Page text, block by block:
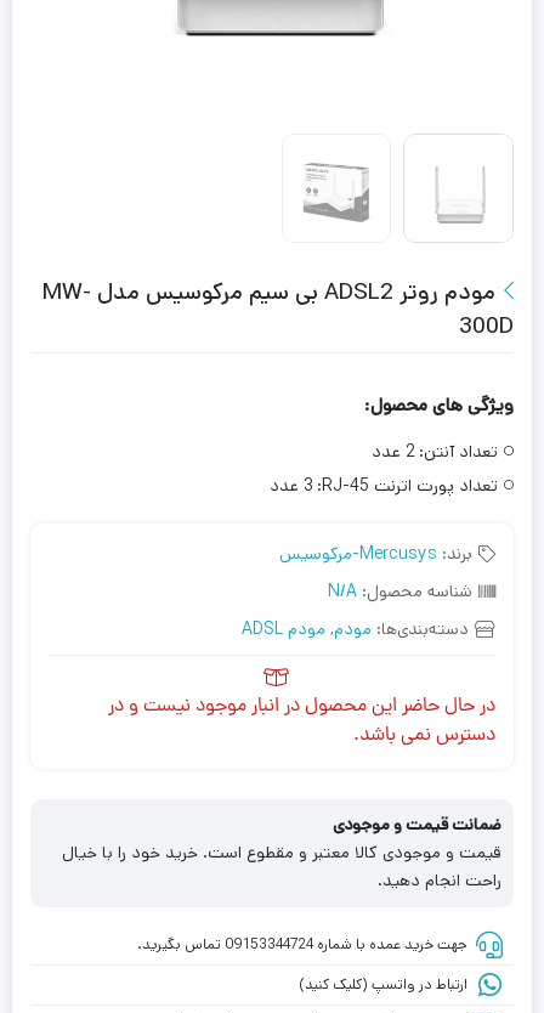
مودم روتر ADSL2 بی‌ سیم مرکوسیس مدل MW-
300D
ویژگی های محصول:
تعداد آنتن: 2 عدد
تعداد پورت اترنت RJ-45:
3 عدد
برند: Mercusys-مرکوسیس
شناسه محصول: N/A
دسته‌بندی‌ها: مودم, مودم ADSL
در حال حاضر این محصول در انبار موجود نیست و در
دسترس نمی باشد.
ضمانت قیمت و موجودی
قیمت و موجودی کالا معتبر و مقطوع است. خرید خود را با خیال
راحت انجام دهید.
جهت خرید عمده با شماره 09153344724 تماس بگیرید.
ارتباط در واتسپ (کلیک کنید)